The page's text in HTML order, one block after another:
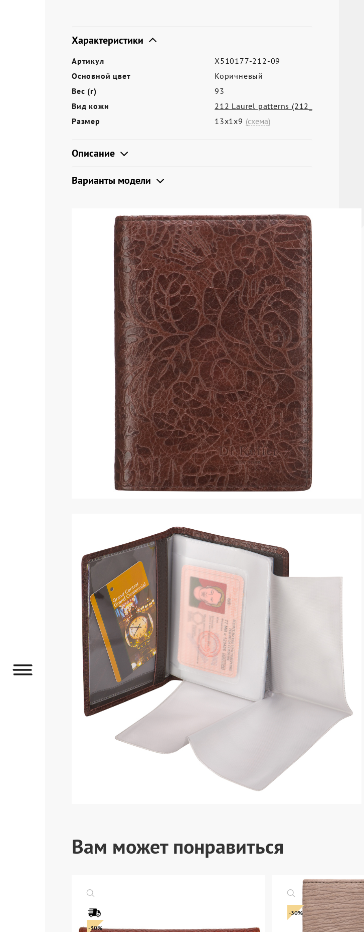
Характеристики
Артикул
X510177-212-09
Основной цвет
Коричневый
Вес (г)
93
Вид кожи
212 Laurel patterns (212_
Размер
13х1х9 (схема)
Описание
Варианты модели
Вам может понравиться
-30%
-30%